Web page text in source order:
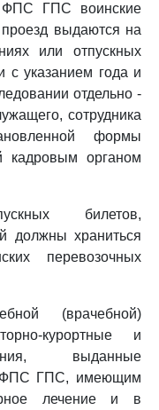
ФПС ГПС воинские
выдаются на
или отпускных
с указанием года и
отдельно -
сотрудника
формы
кадровым органом
билетов,
должны храниться
перевозочных
(врачебной)
курортные и
выданные
ФПС ГПС, имеющим
лечение и в